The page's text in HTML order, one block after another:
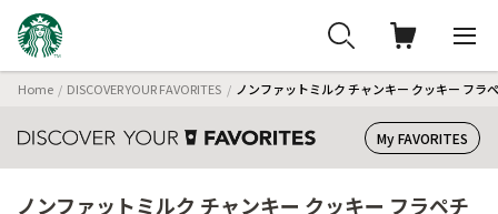
Home DISCOVER YOUR FAVORITES ノンファットミルク チャンキー クッキー フ
My FAVORITES
ノンファットミルク チャンキー クッキー フラペチ